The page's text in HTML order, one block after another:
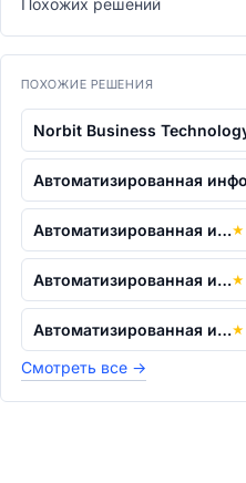
Похожих решений
ПОХОЖИЕ РЕШЕНИЯ
Norbit Business
Автоматизированная информационная сист...★
Автоматизированная информационная сист...★
Автоматизированная информационная сист...★
Смотреть все →